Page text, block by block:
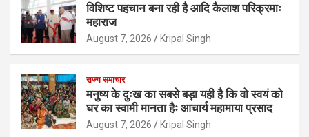
विशिष्ट पहचान बना रही है आदि कैलाश परिक्रमाः
महाराज
August 7, 2026 Kripal Singh
राज्य समाचार
मनुष्य के दुःख का सबसे बड़ा यही है कि वो स्वयं को
घर का स्वामी मानता हैः आचार्य महामाया प्रसाद
August 7, 2026 Kripal Singh